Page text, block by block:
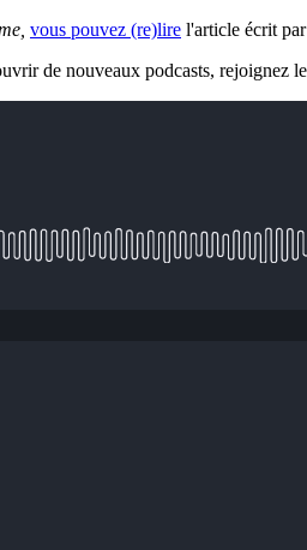
vous pouvez (re)lire l'article écrit
de nouveaux podcasts, rejoignez le